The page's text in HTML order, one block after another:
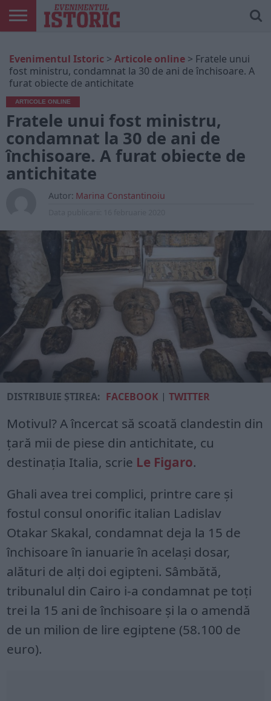
ONLINE
EDIȚII
TIPĂRITE
ISTORIC
PLAY
CONTUL
MEU
Evenimentul Istoric > Articole online > Fratele unui
fost ministru, condamnat la 30 de ani de închisoare. A
furat obiecte de antichitate
ARTICOLE ONLINE
Fratele unui fost ministru,
condamnat la 30 de ani de
închisoare. A furat obiecte de
antichitate
Autor: Marina Constantinoiu
DISTRIBUIE ȘTIREA: FACEBOOK |TWITTER
Motivul? A încercat să scoată clandestin din
ţară mii de piese din antichitate, cu
destinaţia Italia, scrie Le Figaro.
Ghali avea trei complici, printre care şi
fostul consul onorific italian Ladislav
Otakar Skakal, condamnat deja la 15 de
închisoare în ianuarie în acelaşi dosar,
alături de alţi doi egipteni. Sâmbătă,
tribunalul din Cairo i-a condamnat pe toţi
trei la 15 ani de închisoare şi la o amendă
de un milion de lire egiptene (58.100 de
euro).